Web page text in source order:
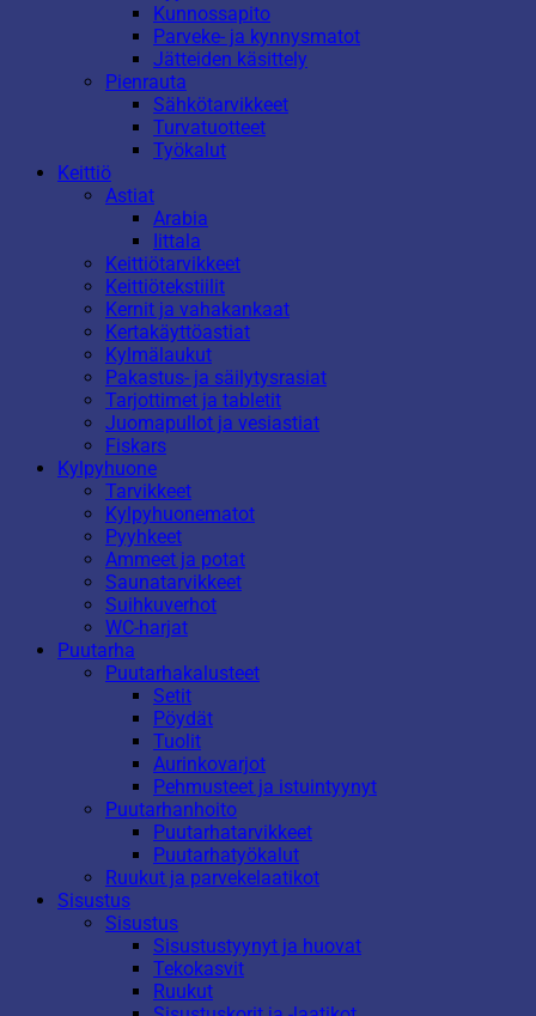
Kunnossapito
Parveke- ja kynnysmatot
Jätteiden käsittely
Pienrauta
Sähkötarvikkeet
Turvatuotteet
Työkalut
Keittiö
Astiat
Arabia
Iittala
Keittiötarvikkeet
Keittiötekstiilit
Kernit ja vahakankaat
Kertakäyttöastiat
Kylmälaukut
Pakastus- ja säilytysrasiat
Tarjottimet ja tabletit
Juomapullot ja vesiastiat
Fiskars
Kylpyhuone
Tarvikkeet
Kylpyhuonematot
Pyyhkeet
Ammeet ja potat
Saunatarvikkeet
Suihkuverhot
WC-harjat
Puutarha
Puutarhakalusteet
Setit
Pöydät
Tuolit
Aurinkovarjot
Pehmusteet ja istuintyynyt
Puutarhanhoito
Puutarhatarvikkeet
Puutarhatyökalut
Ruukut ja parvekelaatikot
Sisustus
Sisustus
Sisustustyynyt ja huovat
Tekokasvit
Ruukut